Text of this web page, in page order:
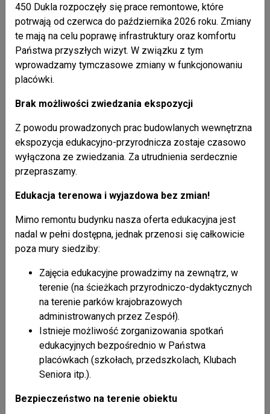
Pracownik Zespołu przedstawił prezentację komputerową
na temat zwierząt naszych lasów oraz zachęcał dzieci do
jesiennych wycieczek i obserwacji przyrody w pobliskich
parkach krajobrazowych.
Liczba odsłon: 3405
powrót do listy artykułów
Nasze publikacje
450 Dukla rozpoczęły się prace remontowe, które
potrwają od czerwca do października 2026 roku. Zmiany
te mają na celu poprawę infrastruktury oraz komfortu
Państwa przyszłych wizyt. W związku z tym
wprowadzamy tymczasowe zmiany w funkcjonowaniu
placówki.
Brak możliwości zwiedzania ekspozycji
Z powodu prowadzonych prac budowlanych wewnętrzna
ekspozycja edukacyjno-przyrodnicza zostaje czasowo
wyłączona ze zwiedzania. Za utrudnienia serdecznie
przepraszamy.
Edukacja terenowa i wyjazdowa bez zmian!
Mimo remontu budynku nasza oferta edukacyjna jest
nadal w pełni dostępna, jednak przenosi się całkowicie
poza mury siedziby:
Zajęcia edukacyjne prowadzimy na zewnątrz, w
terenie (na ścieżkach przyrodniczo-dydaktycznych
na terenie parków krajobrazowych
administrowanych przez Zespół).
Istnieje możliwość zorganizowania spotkań
edukacyjnych bezpośrednio w Państwa
placówkach (szkołach, przedszkolach, Klubach
Seniora itp.).
Bezpieczeństwo na terenie obiektu